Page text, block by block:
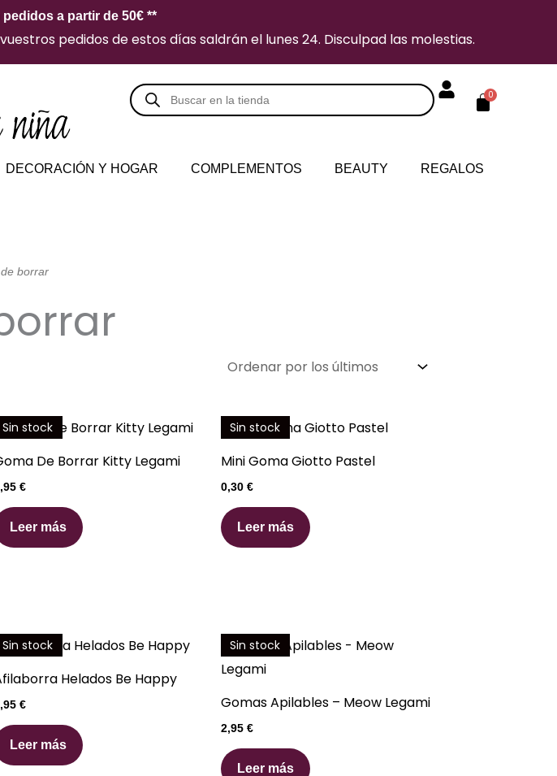
a partir de 50€ **
pedidos de estos días saldrán el lunes 24. Disculpad las molestias.
Búsqueda
de
productos
0
Carrito
DECORACIÓN Y HOGAR COMPLEMENTOS BEAUTY REGALOS
borrar
Sin stock
De Borrar Kitty Legami
€
Leer más
Sin stock
Mini Goma Giotto Pastel
0,30 €
Leer más
Sin stock
Helados Be Happy
€
Leer más
Sin stock
Gomas Apilables – Meow Legami
2,95 €
Leer más